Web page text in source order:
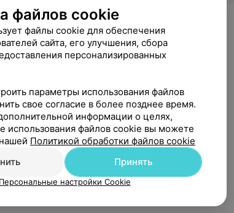
файлов cookie
файлы cookie для обеспечения
сайта, его улучшения, сбора
персонализированных
параметры использования файлов
свое согласие в более позднее время.
информации о целях,
использования файлов cookie вы можете
Политикой обработки файлов cookie
Принять
Персональные настройки Cookie